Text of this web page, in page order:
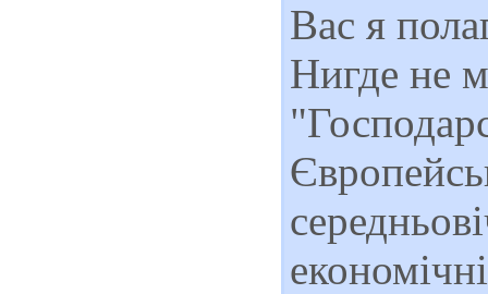
Вас я
Нигде не